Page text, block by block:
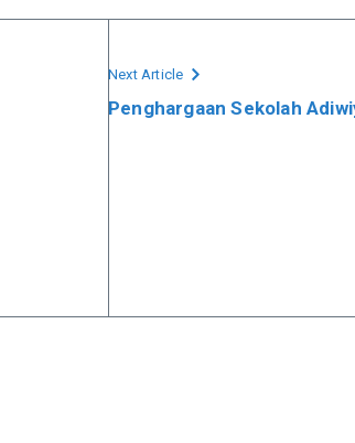
Next Article
Penghargaan Sekolah